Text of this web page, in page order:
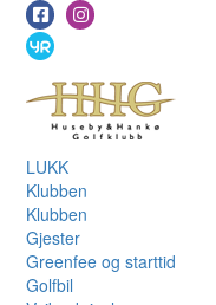
LUKK
Klubben
Klubben
Gjester
Greenfee og starttid
Golfbil